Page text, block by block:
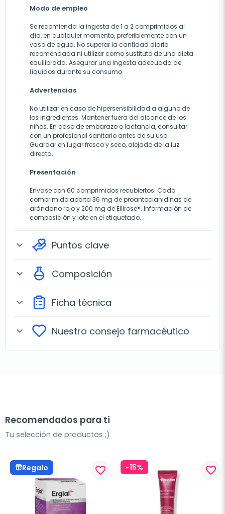
Modo de empleo
Se recomienda la ingesta de 1 a 2 comprimidos al
día, en cualquier momento, preferiblemente con un
vaso de agua. No superar la cantidad diaria
recomendada ni utilizar como sustituto de una dieta
equilibrada. Asegurar una ingesta adecuada de
líquidos durante su consumo.
Advertencias
No utilizar en caso de hipersensibilidad a alguno de
los ingredientes. Mantener fuera del alcance de los
niños. En caso de embarazo o lactancia, consultar
con un profesional sanitario antes de su uso.
Guardar en lugar fresco y seco, alejado de la luz
directa.
Presentación
Envase con 60 comprimidos recubiertos. Cada
comprimido aporta 36 mg de proantocianidinas de
arándano rojo y 200 mg de Ellirose®. Información de
composición y lote en el etiquetado.
expand_more Puntos clave
expand_more Composición
expand_more Ficha técnica
expand_more Nuestro consejo farmacéutico
Recomendados para ti
Tu selección de productos ;)
Regalo favorite_border -15% favorite_border